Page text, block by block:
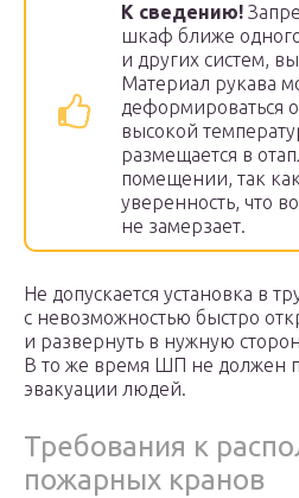
К сведению!
шкаф ближе
и других систем,
Материал рукава
деформироваться
высокой
размещается в
помещении, так
уверенность, что
не замерзает.
Не допускается установка в
с невозможностью быстро
и развернуть в нужную
В то же время ШП не должен
эвакуации людей.
Требования к
пожарных кранов